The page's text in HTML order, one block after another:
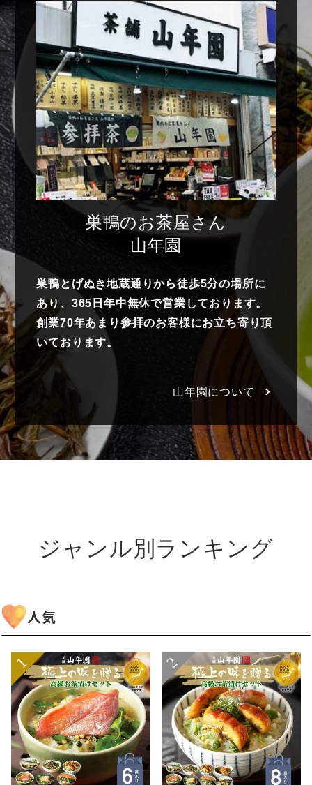
巣鴨のお茶屋さん
山年園
巣鴨とげぬき地蔵通りから徒歩5分の場所に
あり、365日年中無休で営業しております。
創業70年あまり参拝のお客様にお立ち寄り頂
いております。
山年園について
ジャンル別ランキング
人気